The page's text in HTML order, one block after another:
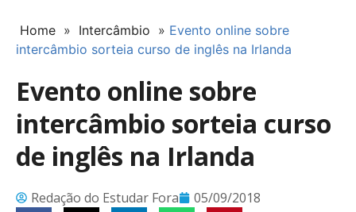
Home » Intercâmbio » Evento online sobre
intercâmbio sorteia curso de inglês na Irlanda
Evento online sobre
intercâmbio sorteia curso
de inglês na Irlanda
Redação do Estudar Fora 05/09/2018